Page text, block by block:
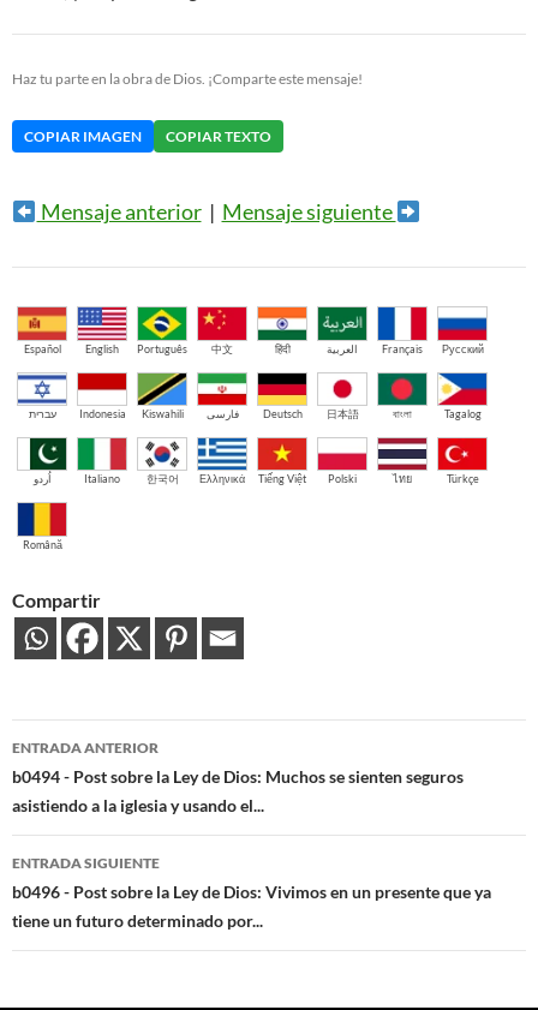
Haz tu parte en la obra de Dios. ¡Comparte este mensaje!
COPIAR IMAGEN COPIAR TEXTO
Mensaje anterior| Mensaje siguiente
Español English Português 中文 हिंदी العربية Français Русский
עברית Indonesia Kiswahili فارسی Deutsch 日本語 বাংলা Tagalog
اُردو Italiano 한국어 Ελληνικά Tiếng Việt Polski ไทย Türkçe
Română
Compartir
Navegación
de
entradas
ENTRADA ANTERIOR
b0494 - Post sobre la Ley de Dios: Muchos se sienten seguros
asistiendo a la iglesia y usando el...
ENTRADA SIGUIENTE
b0496 - Post sobre la Ley de Dios: Vivimos en un presente que ya
tiene un futuro determinado por...